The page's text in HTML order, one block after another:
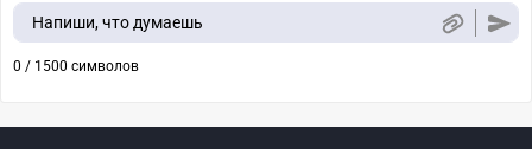
Напиши, что думаешь
0 / 1500 символов